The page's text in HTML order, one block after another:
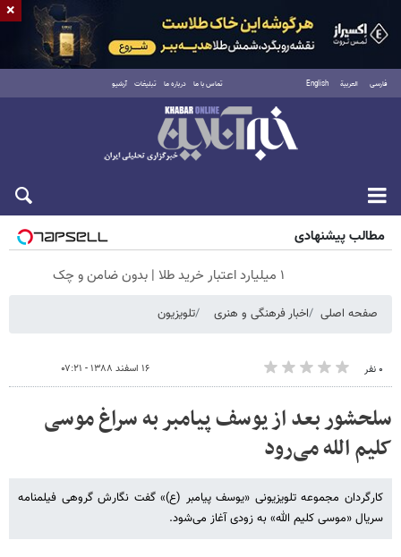
فارسی العربية English تماس با ما درباره ما تبلیغات آرشیو
جمعه ۱۶ مرداد ۱۴۰۵
مطالب پیشنهادی
۱ میلیارد اعتبار خرید طلا | بدون ضامن و چک
صفحه اصلی اخبار فرهنگی و هنری تلویزیون
۰ نفر ۱۶ اسفند ۱۳۸۸ - ۰۷:۲۱
سلحشور بعد از یوسف پیامبر به سراغ موسی
کلیم الله می‌رود
کارگردان مجموعه تلویزیونی «یوسف پیامبر (ع)» گفت نگارش گروهی فیلمنامه
سریال «موسی کلیم الله» به زودی آغاز می‌شود.
×